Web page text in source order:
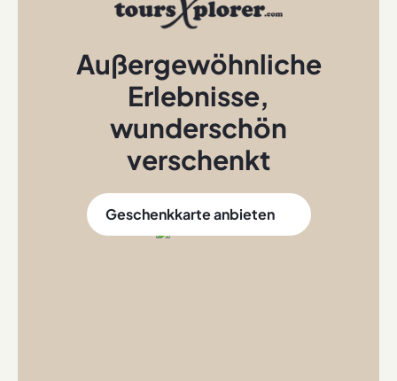
Außergewöhnliche
Erlebnisse,
wunderschön
verschenkt
Geschenkkarte anbieten